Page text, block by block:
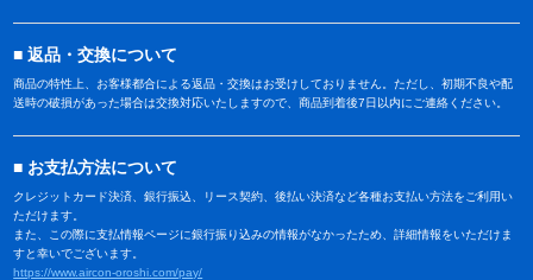
返品・交換について
商品の特性上、お客様都合による返品・交換はお受けしておりません。ただし、初期不良や配
送時の破損があった場合は交換対応いたしますので、商品到着後7日以内にご連絡ください。
お支払方法について
クレジットカード決済、銀行振込、リース契約、後払い決済など各種お支払い方法をご利用い
ただけます。
また、この際に支払情報ページに銀行振り込みの情報がなかったため、詳細情報をいただけま
すと幸いでございます。
https://www.aircon-oroshi.com/pay/